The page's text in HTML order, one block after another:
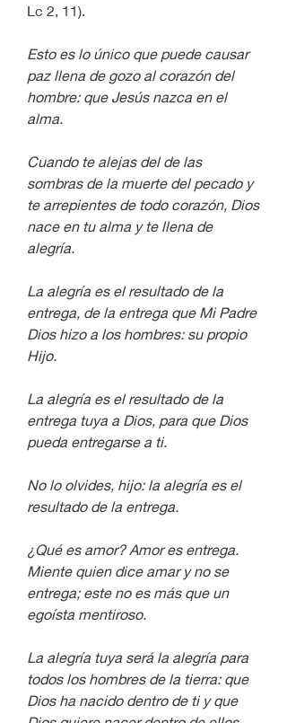
Lc 2, 11).
Esto es lo único que puede causar
paz llena de gozo al corazón del
hombre: que Jesús nazca en el
alma.
Cuando te alejas del de las
sombras de la muerte del pecado y
te arrepientes de todo corazón, Dios
nace en tu alma y te llena de
alegría.
La alegría es el resultado de la
entrega, de la entrega que Mi Padre
Dios hizo a los hombres: su propio
Hijo.
La alegría es el resultado de la
entrega tuya a Dios, para que Dios
pueda entregarse a ti.
No lo olvides, hijo: la alegría es el
resultado de la entrega.
¿Qué es amor? Amor es entrega.
Miente quien dice amar y no se
entrega; este no es más que un
egoísta mentiroso.
La alegría tuya será la alegría para
todos los hombres de la tierra: que
Dios ha nacido dentro de ti y que